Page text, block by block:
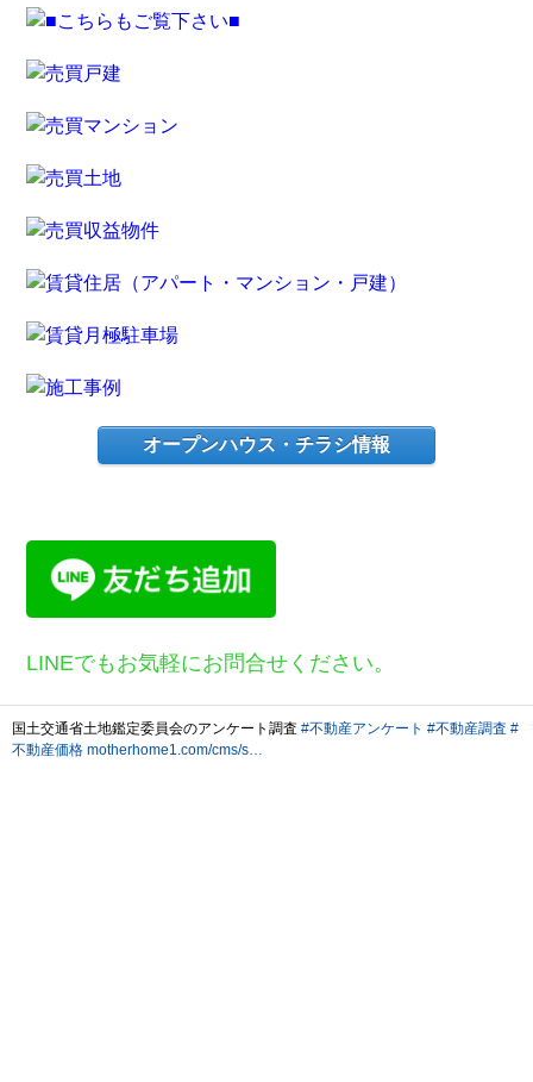
オープンハウス・チラシ情報
LINEでもお気軽にお問合せください。